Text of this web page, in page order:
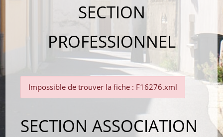
SECTION
PROFESSIONNEL
Impossible de trouver la fiche : F16276.xml
SECTION ASSOCIATION